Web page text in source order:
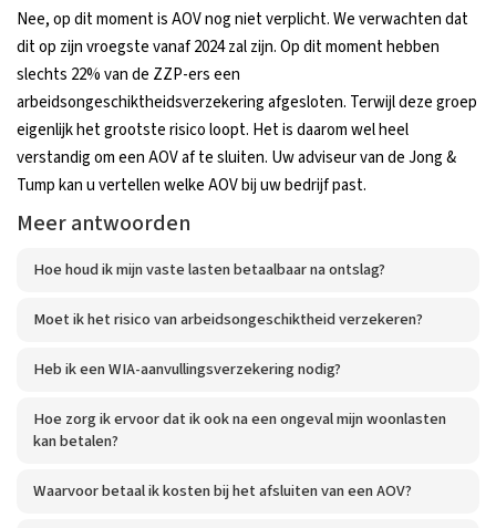
Nee, op dit moment is AOV nog niet verplicht. We verwachten dat
dit op zijn vroegste vanaf 2024 zal zijn. Op dit moment hebben
slechts 22% van de ZZP-ers een
arbeidsongeschiktheidsverzekering afgesloten. Terwijl deze groep
eigenlijk het grootste risico loopt. Het is daarom wel heel
verstandig om een AOV af te sluiten. Uw adviseur van de Jong &
Tump kan u vertellen welke AOV bij uw bedrijf past.
Meer antwoorden
Hoe houd ik mijn vaste lasten betaalbaar na ontslag?
Moet ik het risico van arbeidsongeschiktheid verzekeren?
Heb ik een WIA-aanvullingsverzekering nodig?
Hoe zorg ik ervoor dat ik ook na een ongeval mijn woonlasten
kan betalen?
Waarvoor betaal ik kosten bij het afsluiten van een AOV?